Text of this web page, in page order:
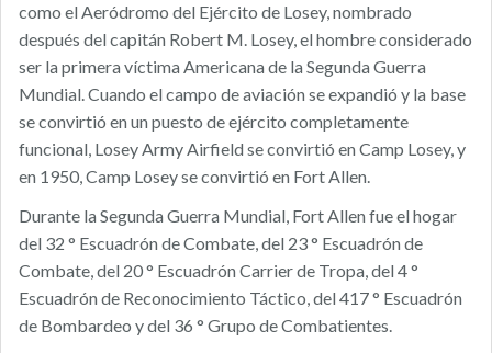
como el Aeródromo del Ejército de Losey, nombrado
después del capitán Robert M. Losey, el hombre considerado
ser la primera víctima Americana de la Segunda Guerra
Mundial. Cuando el campo de aviación se expandió y la base
se convirtió en un puesto de ejército completamente
funcional, Losey Army Airfield se convirtió en Camp Losey, y
en 1950, Camp Losey se convirtió en Fort Allen.
Durante la Segunda Guerra Mundial, Fort Allen fue el hogar
del 32 ° Escuadrón de Combate, del 23 ° Escuadrón de
Combate, del 20 ° Escuadrón Carrier de Tropa, del 4 °
Escuadrón de Reconocimiento Táctico, del 417 ° Escuadrón
de Bombardeo y del 36 ° Grupo de Combatientes.